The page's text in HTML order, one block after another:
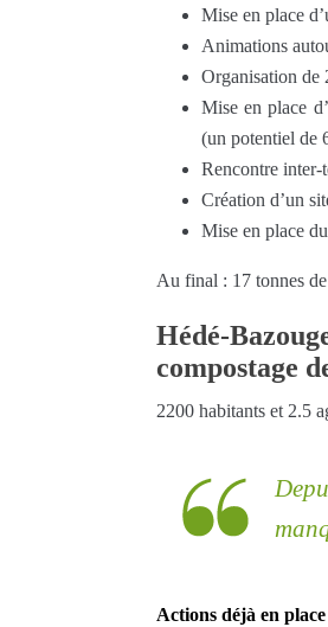
Mise en place
Animations
Organisation de
Mise en place
(un potentiel de
Rencontre inter-
Création d’un
Mise en place
Au final : 17 tonnes
Hédé-
compostage
2200 habitants et 2.5
Actions déjà en